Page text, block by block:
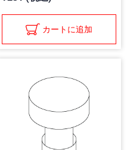
カートに追加